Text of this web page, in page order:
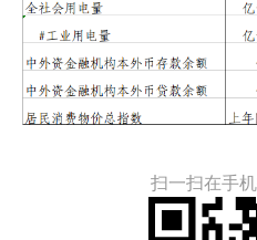
扫一扫在手